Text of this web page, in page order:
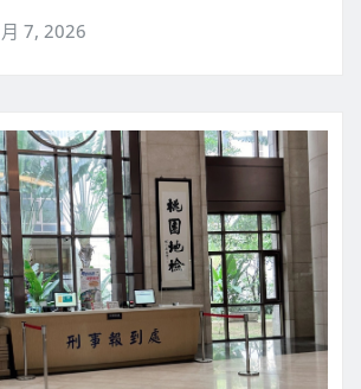
7, 2026